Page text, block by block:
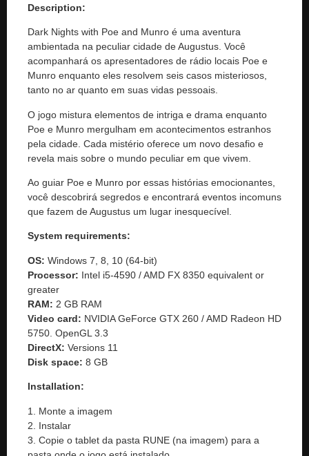
Description:
Dark Nights with Poe and Munro é uma aventura
ambientada na peculiar cidade de Augustus. Você
acompanhará os apresentadores de rádio locais Poe e
Munro enquanto eles resolvem seis casos misteriosos,
tanto no ar quanto em suas vidas pessoais.
O jogo mistura elementos de intriga e drama enquanto
Poe e Munro mergulham em acontecimentos estranhos
pela cidade. Cada mistério oferece um novo desafio e
revela mais sobre o mundo peculiar em que vivem.
Ao guiar Poe e Munro por essas histórias emocionantes,
você descobrirá segredos e encontrará eventos incomuns
que fazem de Augustus um lugar inesquecível.
System requirements:
OS: Windows 7, 8, 10 (64-bit)
Processor: Intel i5-4590 / AMD FX 8350 equivalent or
greater
RAM: 2 GB RAM
Video card: NVIDIA GeForce GTX 260 / AMD Radeon HD
5750. OpenGL 3.3
DirectX: Versions 11
Disk space: 8 GB
Installation:
1. Monte a imagem
2. Instalar
3. Copie o tablet da pasta RUNE (na imagem) para a